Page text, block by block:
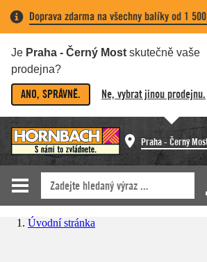
Doprava zdarma na všechny balíky od 1
Je Praha - Černý Most skutečně vaše
prodejna?
ANO, SPRÁVNĚ. Ne, vybrat jinou prodejnu.
Praha - Černý
Úvodní stránka